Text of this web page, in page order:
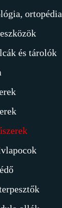
ortopédia
és tárolók